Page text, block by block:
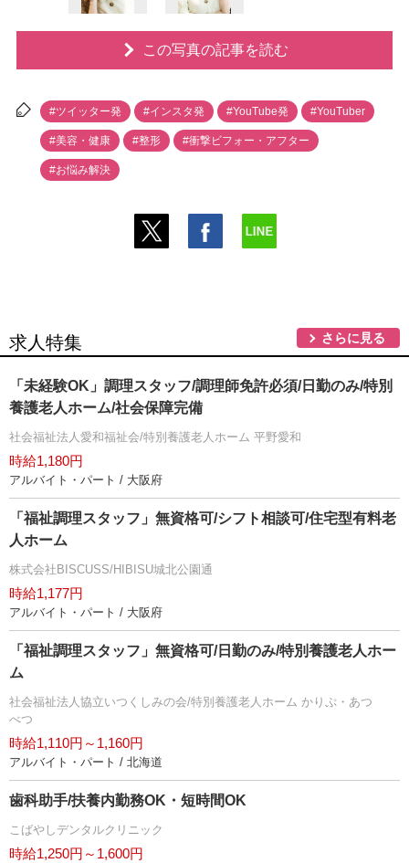
この写真の記事を読む
#ツイッター発 #インスタ発 #YouTube発 #YouTuber
#美容・健康 #整形 #衝撃ビフォー・アフター
#お悩み解決
求人特集 さらに見る
「未経験OK」調理スタッフ/調理師免許必須/日勤のみ/特別
養護老人ホーム/社会保障完備
社会福祉法人愛和福祉会/特別養護老人ホーム 平野愛和
時給1,180円
アルバイト・パート / 大阪府
「福祉調理スタッフ」無資格可/シフト相談可/住宅型有料老
人ホーム
株式会社BISCUSS/HIBISU城北公園通
時給1,177円
アルバイト・パート / 大阪府
「福祉調理スタッフ」無資格可/日勤のみ/特別養護老人ホー
ム
社会福祉法人協立いつくしみの会/特別養護老人ホーム かりぷ・あつ
べつ
時給1,110円～1,160円
アルバイト・パート / 北海道
歯科助手/扶養内勤務OK・短時間OK
こばやしデンタルクリニック
時給1,250円～1,600円